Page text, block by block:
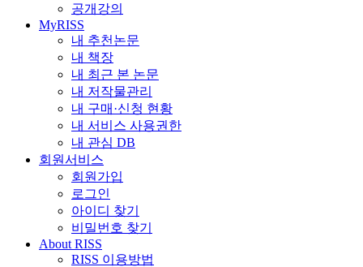
공개강의
MyRISS
내 추천논문
내 책장
내 최근 본 논문
내 저작물관리
내 구매·신청 현황
내 서비스 사용권한
내 관심 DB
회원서비스
회원가입
로그인
아이디 찾기
비밀번호 찾기
About RISS
RISS 이용방법